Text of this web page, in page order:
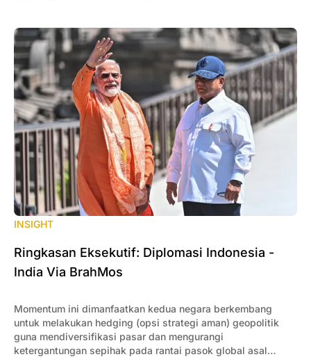
INSIGHT
Ringkasan Eksekutif: Diplomasi Indonesia -
India Via BrahMos
Momentum ini dimanfaatkan kedua negara berkembang
untuk melakukan hedging (opsi strategi aman) geopolitik
guna mendiversifikasi pasar dan mengurangi
ketergantungan sepihak pada rantai pasok global asal